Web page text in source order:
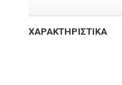
ΧΑΡΑΚΤΗΡΙΣΤΙΚΆ